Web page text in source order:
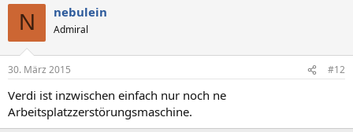
N nebulein
Admiral
30. März 2015 #12
Verdi ist inzwischen einfach nur noch ne
Arbeitsplatzzerstörungsmaschine.